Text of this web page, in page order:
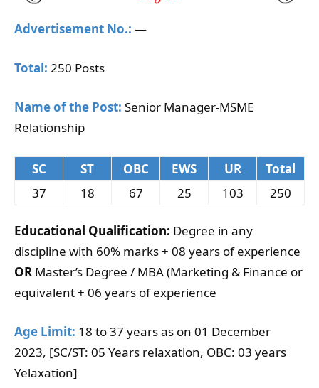
Advertisement No.: —
Total: 250 Posts
Name of the Post: Senior Manager-MSME
Relationship
SC ST OBC EWS UR
Total
37
18 67 25 103 250
Educational Qualification: Degree in any
discipline with 60% marks + 08 years of experience
OR Master’s Degree / MBA (Marketing & Finance or
equivalent + 06 years of experience
Age Limit: 18 to 37 years as on 01 December
2023, [SC/ST: 05 Years relaxation, OBC: 03 years
Yelaxation]